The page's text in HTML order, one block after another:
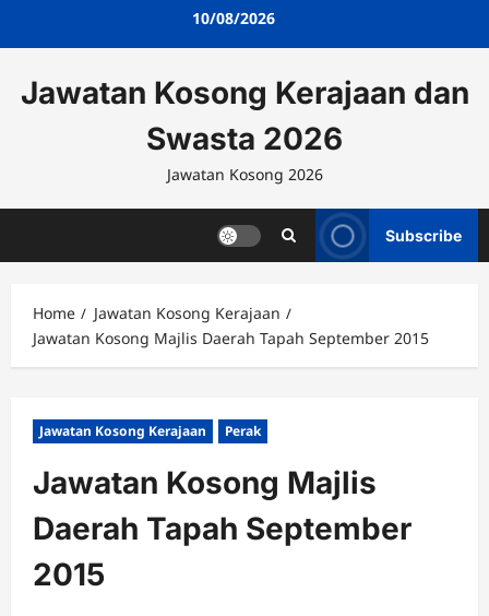
10/08/2026
Jawatan Kosong Kerajaan dan
Swasta 2026
Jawatan Kosong 2026
Subscribe
Home
Jawatan Kosong Kerajaan
Jawatan Kosong Majlis Daerah Tapah September 2015
Jawatan Kosong Kerajaan Perak
Jawatan Kosong Majlis
Daerah Tapah September
2015